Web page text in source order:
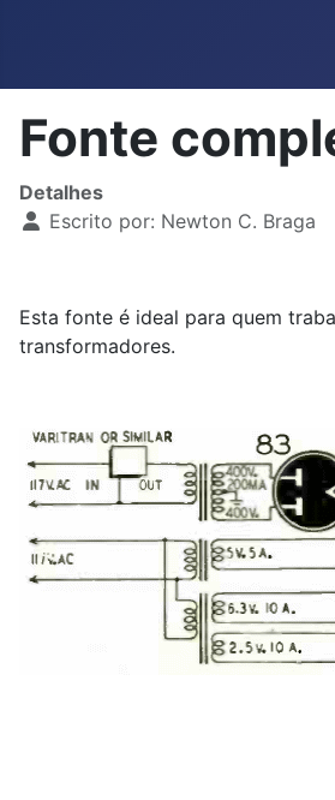
Fonte
Detalhes
Escrito por: Newton C. Braga
Esta fonte é ideal para quem
transformadores.